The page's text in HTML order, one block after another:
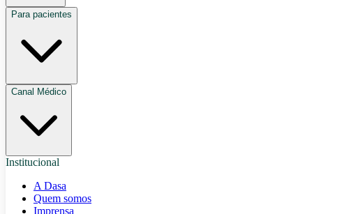
Para pacientes
Canal Médico
Institucional
A Dasa
Quem somos
Imprensa